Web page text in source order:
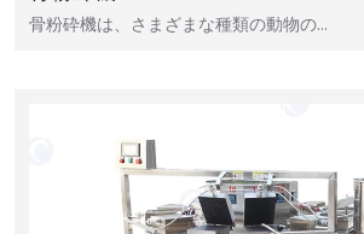
骨粉砕機は、さまざまな種類の動物の…